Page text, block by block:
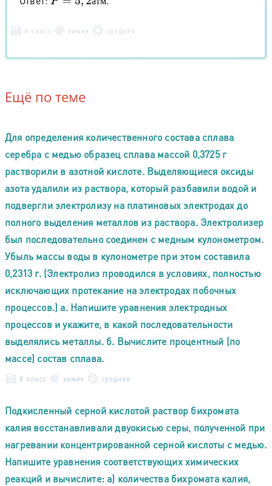
8 класс химия средняя
Ещё по теме
Для определения количественного состава сплава
серебра с медью образец сплава массой 0,3725 г
растворили в азотной кислоте. Выделяющиеся оксиды
азота удалили из раствора, который разбавили водой и
подвергли электролизу на платиновых электродах до
полного выделения металлов из раствора. Электролизер
был последовательно соединен с медным кулонометром.
Убыль массы воды в кулонометре при этом составила
0,2313 г. (Электролиз проводился в условиях, полностью
исключающих протекание на электродах побочных
процессов.) а. Напишите уравнения электродных
процессов и укажите, в какой последовательности
выделялись металлы. б. Вычислите процентный (по
массе) состав сплава.
8 класс химия средняя
Подкисленный серной кислотой раствор бихромата
калия восстанавливали двуокисью серы, полученной при
нагревании концентрированной серной кислоты с медью.
Напишите уравнения соответствующих химических
реакций и вычислите: а) количества бихромата калия,